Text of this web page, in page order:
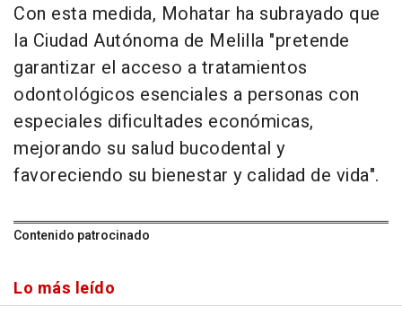
Con esta medida, Mohatar ha subrayado que
la Ciudad Autónoma de Melilla "pretende
garantizar el acceso a tratamientos
odontológicos esenciales a personas con
especiales dificultades económicas,
mejorando su salud bucodental y
favoreciendo su bienestar y calidad de vida".
Contenido patrocinado
Lo más leído